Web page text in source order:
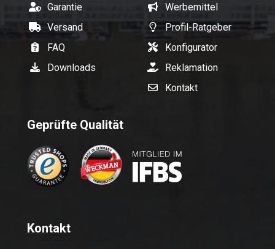
Garantie
Versand
FAQ
Downloads
Werbemittel
Profil-Ratgeber
Konfigurator
Reklamation
Kontakt
Geprüfte Qualität
Kontakt